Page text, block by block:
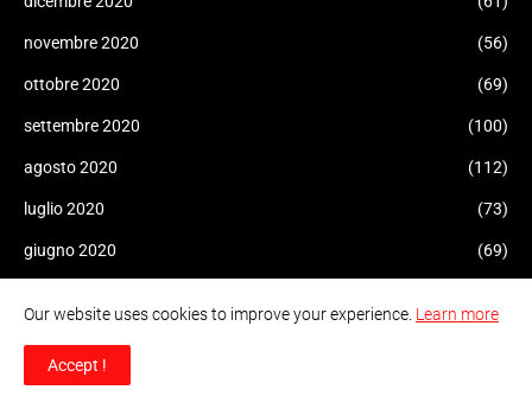
novembre 2020 (56)
ottobre 2020 (69)
settembre 2020 (100)
agosto 2020 (112)
luglio 2020 (73)
giugno 2020 (69)
marzo 2020
Our website uses cookies to improve your experience. Learn more
Accept !